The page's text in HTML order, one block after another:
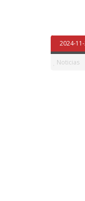
2024-
Noticias